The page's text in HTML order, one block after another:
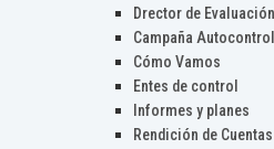
Drector de
Campaña Autocontrol
Cómo Vamos
Entes de control
Informes y planes
Rendición de Cuentas